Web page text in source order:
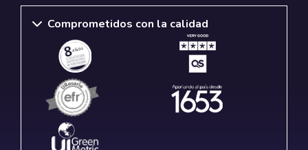
Comprometidos con la calidad